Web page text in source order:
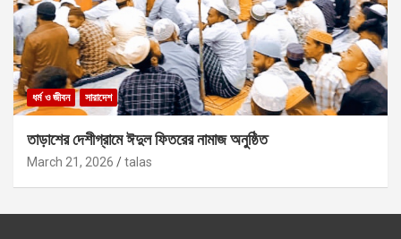
ধর্ম ও জীবন সারাদেশ
তাড়াশের দেশীগ্রামে ঈদুল ফিতরের নামাজ অনুষ্ঠিত
March 21, 2026 talas